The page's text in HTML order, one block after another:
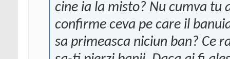
cine ia la misto? Nu cumva tu
confirme ceva pe care il
sa primeasca niciun ban? Ce